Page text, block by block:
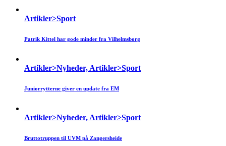
Artikler>Sport
Patrik Kittel har gode minder fra Vilhelmsborg
Artikler>Nyheder, Artikler>Sport
Juniorrytterne giver en update fra EM
Artikler>Nyheder, Artikler>Sport
Bruttotruppen til UVM på Zangersheide